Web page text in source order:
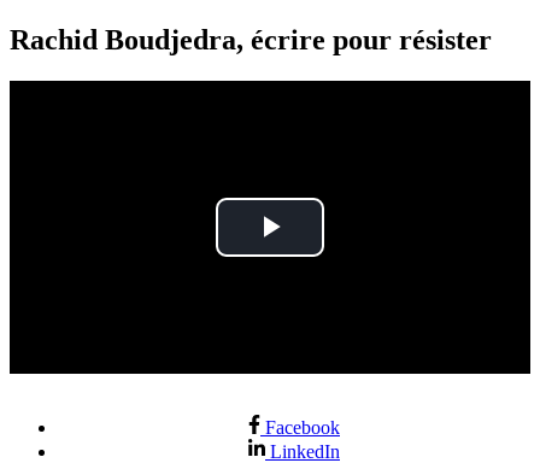
Rachid Boudjedra, écrire pour résister
Play
Facebook
LinkedIn